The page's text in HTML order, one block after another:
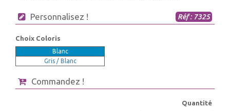
Personnalisez ! Réf : 7325
Choix Coloris
Blanc
Gris / Blanc
Commandez !
Quantité